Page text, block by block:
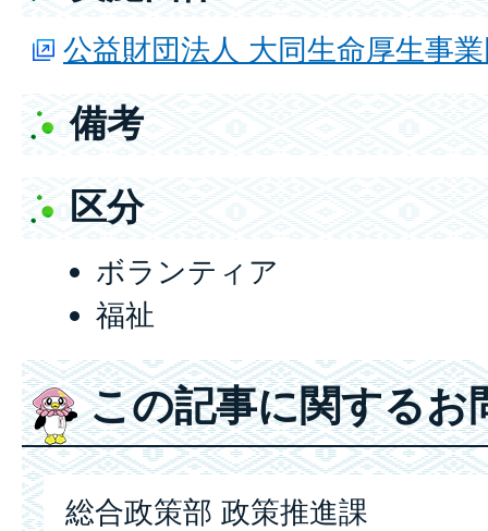
公益財団法人 大同生命厚生事
備考
区分
ボランティア
福祉
この記事に関するお
総合政策部 政策推進課